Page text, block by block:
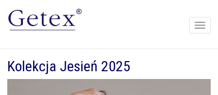
Toggle
Kolekcja Jesień 2025